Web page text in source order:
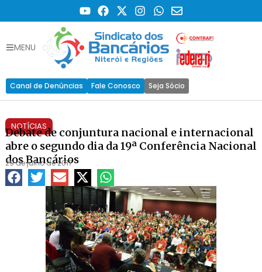
MENU
Canal de Denúncias Fale Conosco Seja Sócio
NOTÍCIAS
Debate de conjuntura nacional e internacional
abre o segundo dia da 19ª Conferência Nacional
dos Bancários
29 de julho de 2017